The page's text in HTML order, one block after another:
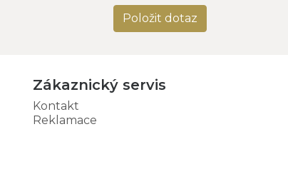
Položit dotaz
Zákaznický servis
Kontakt
Reklamace